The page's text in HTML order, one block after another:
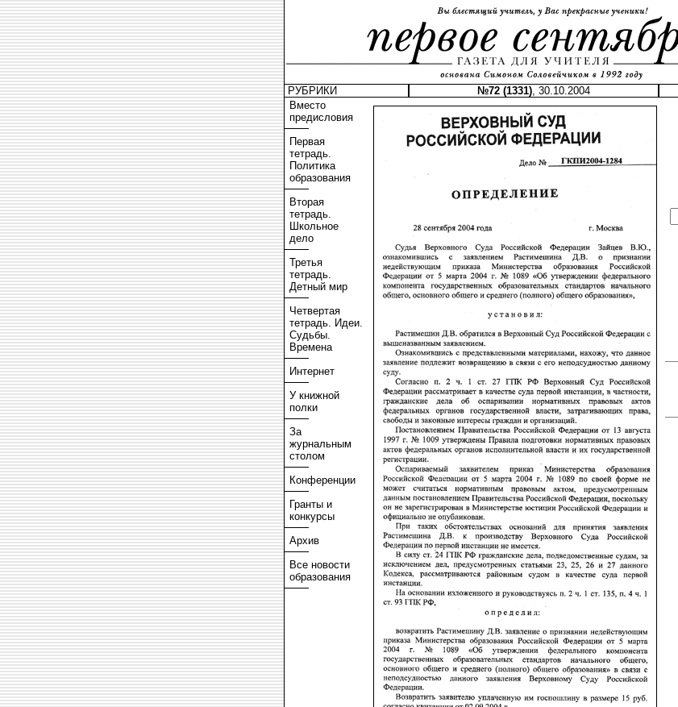
РУБРИКИ №72 (1331), 30.10.2004
Вместо
предисловия
Первая
тетрадь.
Политика
образования
Вторая
тетрадь.
Школьное
дело
Третья
тетрадь.
Детный мир
Четвертая
тетрадь. Идеи.
Судьбы.
Времена
Интернет
У книжной
полки
За
журнальным
столом
Конференции
Гранты и
конкурсы
Архив
Все новости
образования